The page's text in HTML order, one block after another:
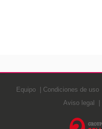
Equipo Condiciones de uso
Aviso legal